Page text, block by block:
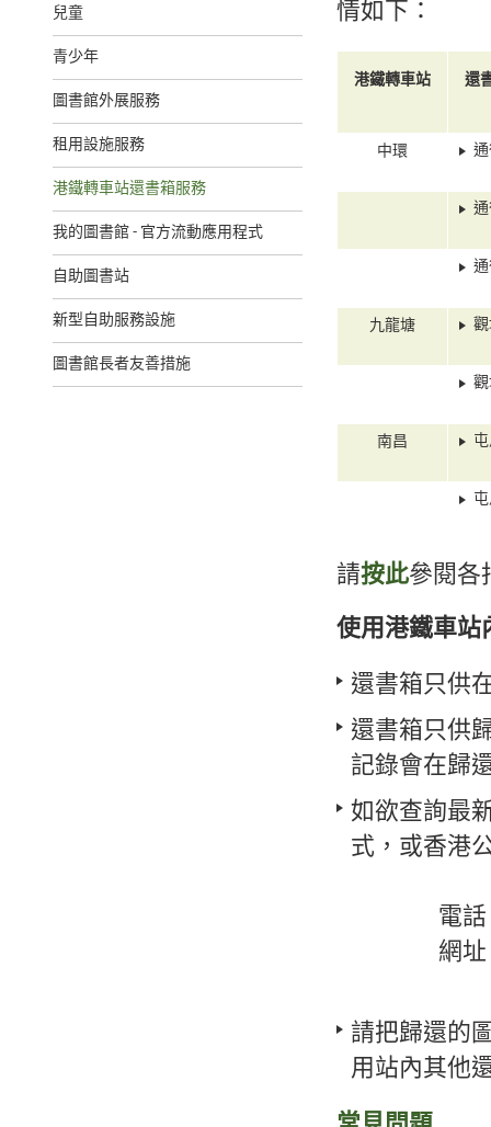
兒童
青少年
圖書館外展服務
租用設施服務
港鐵轉車站還書箱服務
我的圖書館 - 官方流動應用程式
自助圖書站
新型自助服務設施
圖書館長者友善措施
情如下：
港鐵轉車站 還
中環
九龍塘
南昌
請按此參閱各
使用港鐵車站
還書箱只供
還書箱只供
記錄會在歸
如欲查詢最
式，或香港
電話：
網址
請把歸還的
用站內其他